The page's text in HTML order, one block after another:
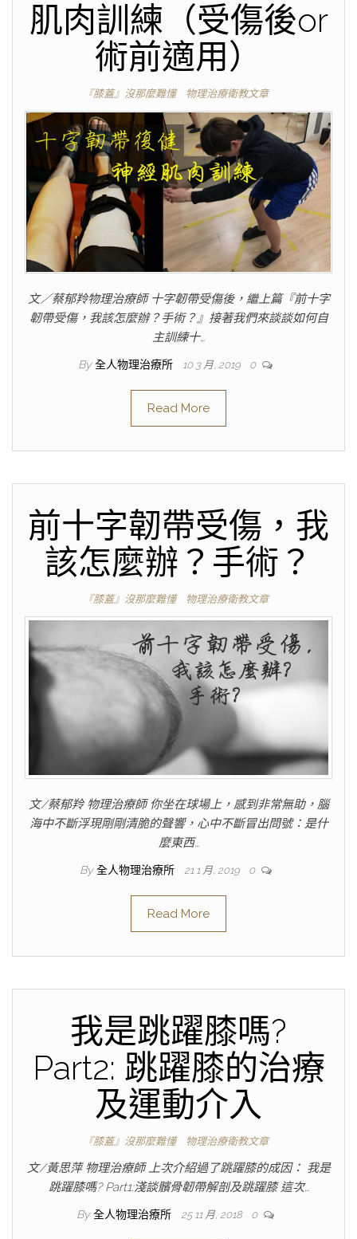
肌肉訓練（受傷後or
術前適用）
『膝蓋』沒那麼難懂 物理治療衛教文章
文／蔡郁羚物理治療師 十字韌帶受傷後，繼上篇『前十字
韌帶受傷，我該怎麼辦？手術？』接著我們來談談如何自
主訓練十…
By 全人物理治療所 10 3 月, 2019 0
Read More
前十字韌帶受傷，我
該怎麼辦？手術？
『膝蓋』沒那麼難懂 物理治療衛教文章
文/蔡郁羚 物理治療師 你坐在球場上，感到非常無助，腦
海中不斷浮現剛剛清脆的聲響，心中不斷冒出問號：是什
麼東西…
By 全人物理治療所 21 1 月, 2019 0
Read More
我是跳躍膝嗎?
Part2: 跳躍膝的治療
及運動介入
『膝蓋』沒那麼難懂 物理治療衛教文章
文/黃思萍 物理治療師 上次介紹過了跳躍膝的成因： 我是
跳躍膝嗎? Part1:淺談髕骨韌帶解剖及跳躍膝 這次…
By 全人物理治療所 25 11 月, 2018 0